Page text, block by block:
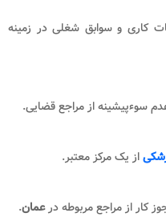
کاری و سوابق شغلی در زمینه
سوءپیشینه از مراجع قضایی.
از یک مرکز معتبر.
کار از مراجع مربوطه درعمان.